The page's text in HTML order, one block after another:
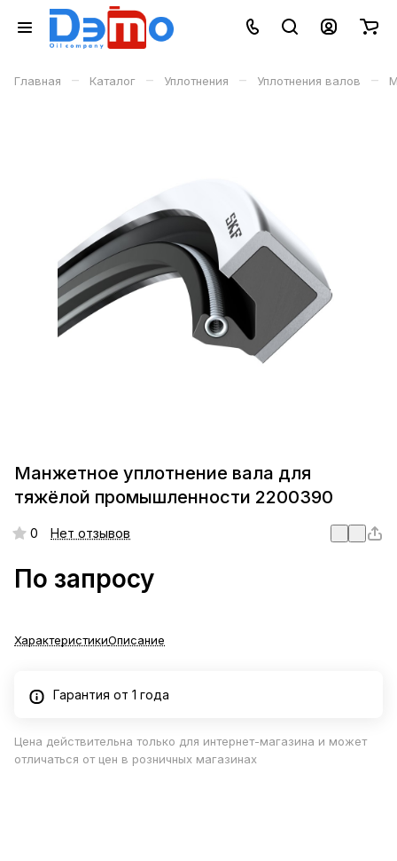
Главная – Каталог – Уплотнения – Уплотнения валов –
Манжетное уплотнение вала для
тяжёлой промышленности 2200390
0 Нет отзывов
По запросу
ХарактеристикиОписание
Гарантия от 1 года
Цена действительна только для интернет-магазина и может
отличаться от цен в розничных магазинах